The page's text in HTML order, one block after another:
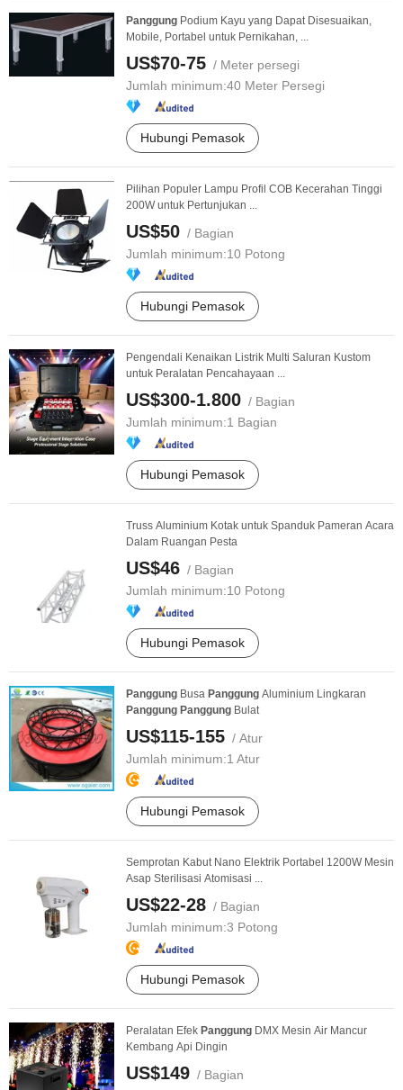
Panggung Podium Kayu yang Dapat Disesuaikan,
Mobile, Portabel untuk Pernikahan, ...
US$70-75 / Meter persegi
Jumlah minimum:40 Meter Persegi
Hubungi Pemasok
Pilihan Populer Lampu Profil COB Kecerahan Tinggi
200W untuk Pertunjukan ...
US$50 / Bagian
Jumlah minimum:10 Potong
Hubungi Pemasok
Pengendali Kenaikan Listrik Multi Saluran Kustom
untuk Peralatan Pencahayaan ...
US$300-1.800 / Bagian
Jumlah minimum:1 Bagian
Hubungi Pemasok
Truss Aluminium Kotak untuk Spanduk Pameran Acara
Dalam Ruangan Pesta
US$46 / Bagian
Jumlah minimum:10 Potong
Hubungi Pemasok
Panggung Busa Panggung Aluminium Lingkaran
Panggung Panggung Bulat
US$115-155 / Atur
Jumlah minimum:1 Atur
Hubungi Pemasok
Semprotan Kabut Nano Elektrik Portabel 1200W Mesin
Asap Sterilisasi Atomisasi ...
US$22-28 / Bagian
Jumlah minimum:3 Potong
Hubungi Pemasok
Peralatan Efek Panggung DMX Mesin Air Mancur
Kembang Api Dingin
US$149 / Bagian